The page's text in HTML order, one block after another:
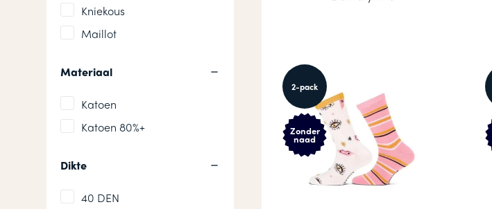
Kniekous
Maillot
Materiaal
Katoen
Katoen 80%+
Dikte
40 DEN
2-pack
Zonder
naad